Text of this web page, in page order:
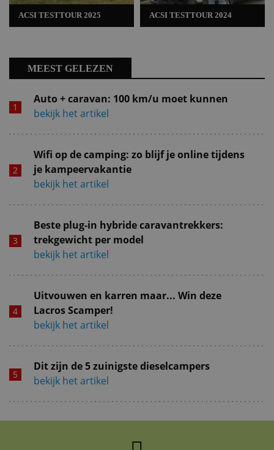
ACSI TESTTOUR 2025 ACSI TESTTOUR 2024
MEEST GELEZEN
Auto + caravan: 100 km/u moet kunnen
bekijk het artikel
Wifi op de camping: zo blijf je online tijdens
je kampeervakantie
bekijk het artikel
Beste plug-in hybride caravantrekkers:
trekgewicht per model
bekijk het artikel
Uitvouwen en karren maar... Win deze
Lacros Scamper!
bekijk het artikel
Dit zijn de 5 zuinigste dieselcampers
bekijk het artikel